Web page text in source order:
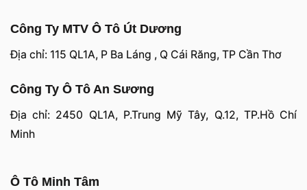
Công Ty MTV Ô Tô Út Dương
Địa chỉ: 115 QL1A, P Ba Láng , Q Cái Răng, TP Cần Thơ
Công Ty Ô Tô An Sương
Địa chỉ: 2450 QL1A, P.Trung Mỹ Tây, Q.12, TP.Hồ Chí
Minh
Ô Tô Minh Tâm